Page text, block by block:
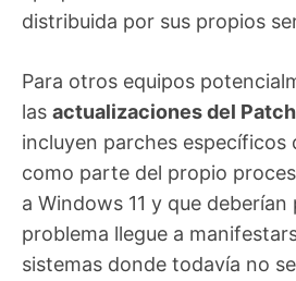
distribuida por sus propios
Para otros equipos
las actualizaciones del
incluyen parches específicos
como parte del propio
a Windows 11 y que deberían
problema llegue a
sistemas donde todavía no